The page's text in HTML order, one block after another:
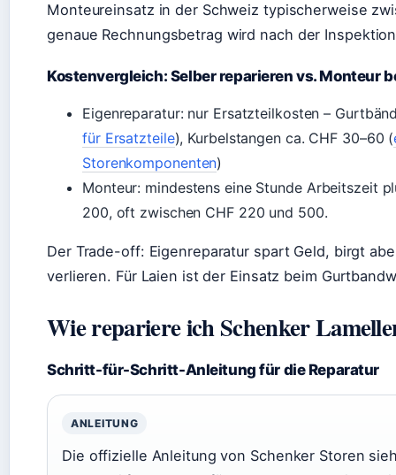
Monteureinsatz in der Schweiz typischerweise
genaue Rechnungsbetrag wird nach der
Kostenvergleich: Selber reparieren vs. Monteur
Eigenreparatur: nur Ersatzteilkosten –
für Ersatzteile), Kurbelstangen ca. CHF 30–60 (
Storenkomponenten)
Monteur: mindestens eine Stunde Arbeitszeit
200, oft zwischen CHF 220 und 500.
Der Trade-off: Eigenreparatur spart Geld, birgt
verlieren. Für Laien ist der Einsatz beim
Wie repariere ich Schenker
Schritt-für-Schritt-Anleitung für die Reparatur
ANLEITUNG
Die offizielle Anleitung von Schenker Storen